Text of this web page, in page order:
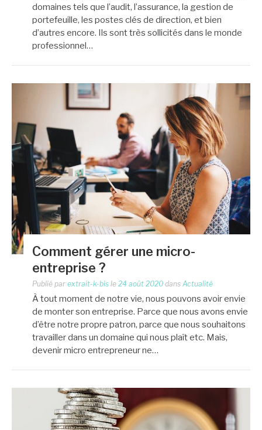
domaines tels que l’audit, l’assurance, la gestion de
portefeuille, les postes clés de direction, et bien
d’autres encore. Ils sont très sollicités dans le monde
professionnel…
Comment gérer une micro-
entreprise ?
Publié par extrait-k-bis le 24 août 2020 dans Actualité
À tout moment de notre vie, nous pouvons avoir envie
de monter son entreprise. Parce que nous avons envie
d’être notre propre patron, parce que nous souhaitons
travailler dans un domaine qui nous plaît etc. Mais,
devenir micro entrepreneur ne…